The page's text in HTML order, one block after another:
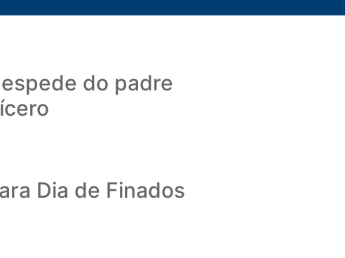
do padre
Dia de Finados